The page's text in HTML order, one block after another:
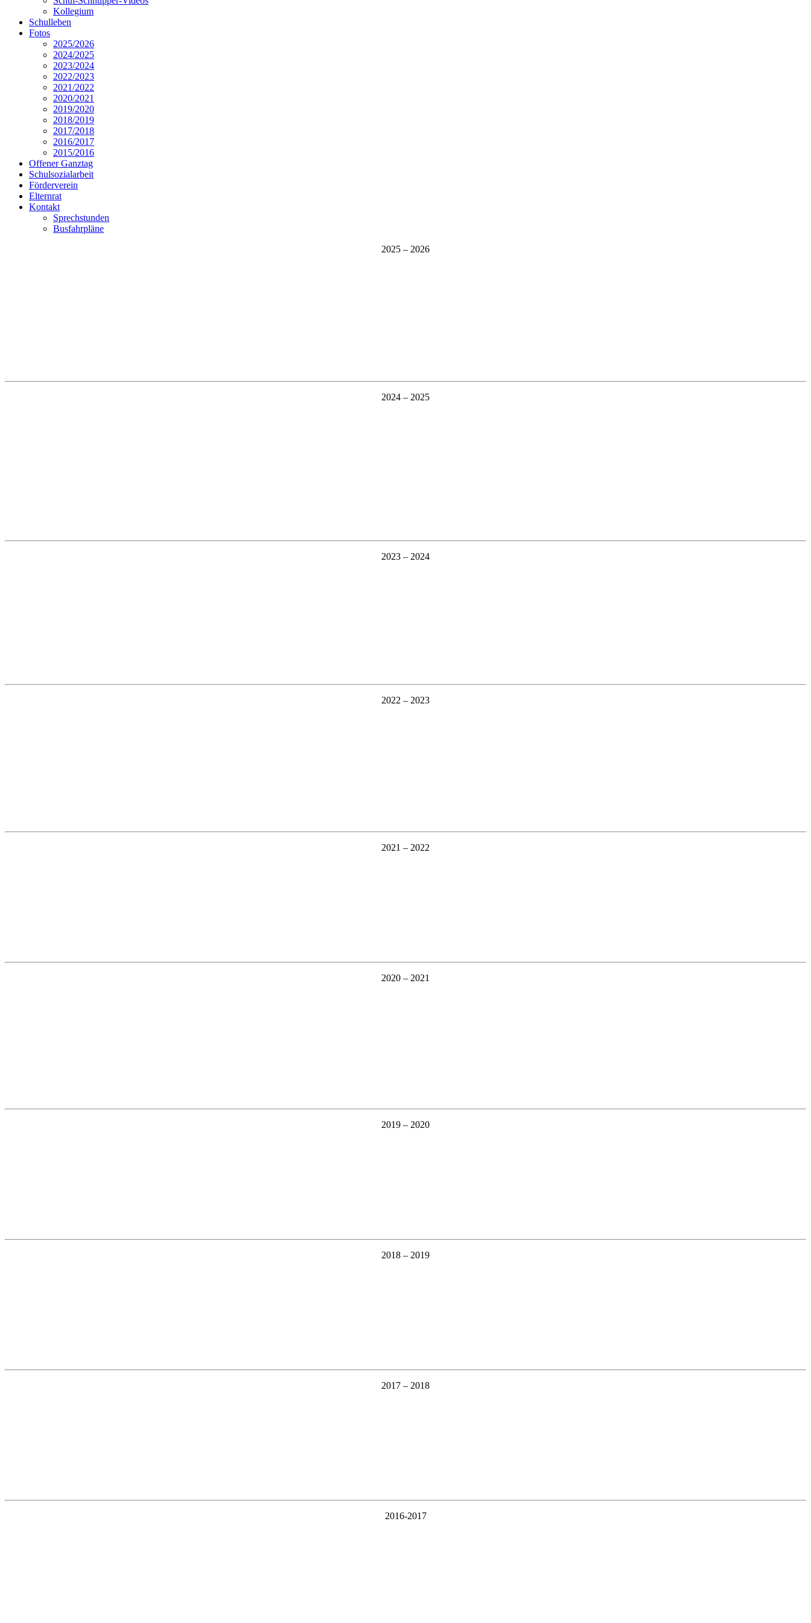
Kollegium
Schulleben
Fotos
2025/2026
2024/2025
2023/2024
2022/2023
2021/2022
2020/2021
2019/2020
2018/2019
2017/2018
2016/2017
2015/2016
Offener Ganztag
Schulsozialarbeit
Förderverein
Elternrat
Kontakt
Sprechstunden
Busfahrpläne
2025 – 2026
2024 – 2025
2023 – 2024
2022 – 2023
2021 – 2022
2020 – 2021
2019 – 2020
2018 – 2019
2017 – 2018
2016-2017